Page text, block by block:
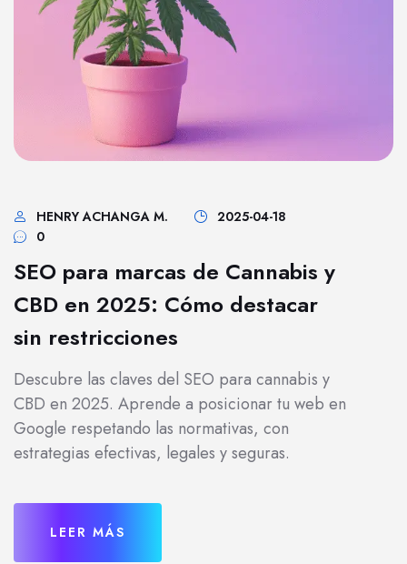
HENRY ACHANGA M.
2025-04-18
0
SEO para marcas de Cannabis y
CBD en 2025: Cómo destacar
sin restricciones
Descubre las claves del SEO para cannabis y
CBD en 2025. Aprende a posicionar tu web en
Google respetando las normativas, con
estrategias efectivas, legales y seguras.
LEER MÁS